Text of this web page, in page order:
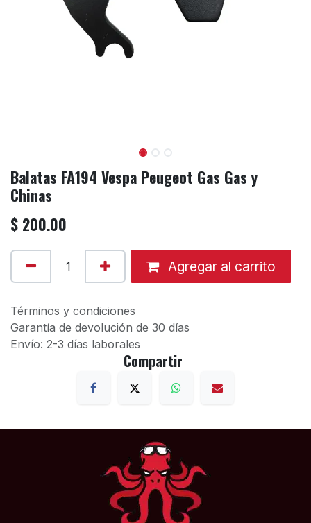
Balatas FA194 Vespa Peugeot Gas Gas y
Chinas
$ 200.00
Agregar al carrito
Términos y condiciones
Garantía de devolución de 30 días
Envío: 2-3 días laborales
Compartir